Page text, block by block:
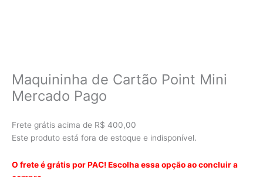
Maquininha de Cartão Point Mini
Mercado Pago
Frete grátis acima de R$ 400,00
Este produto está fora de estoque e indisponível.
O frete é grátis por PAC! Escolha essa opção ao concluir a